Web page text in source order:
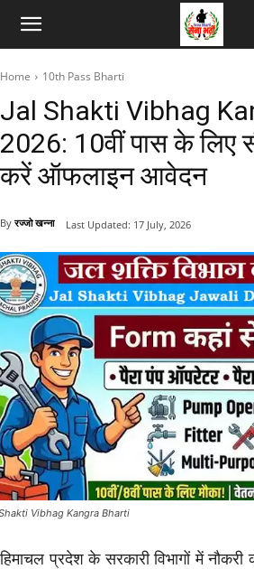
Home 10th Pass Bharti
Jal Shakti Vibhag
2026: 10वीं पास के लिए
करें ऑफलाइन आवेदन
By रज्जो खन्ना Last Updated: 17 July, 2026
Vibhag Kangra Bharti
हिमाचल प्रदेश के सरकारी विभागों में